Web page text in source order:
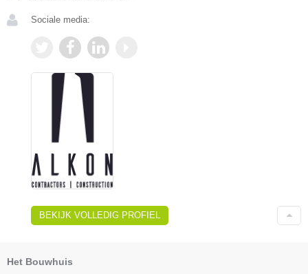
Sociale media:
BEKIJK VOLLEDIG PROFIEL
Het Bouwhuis